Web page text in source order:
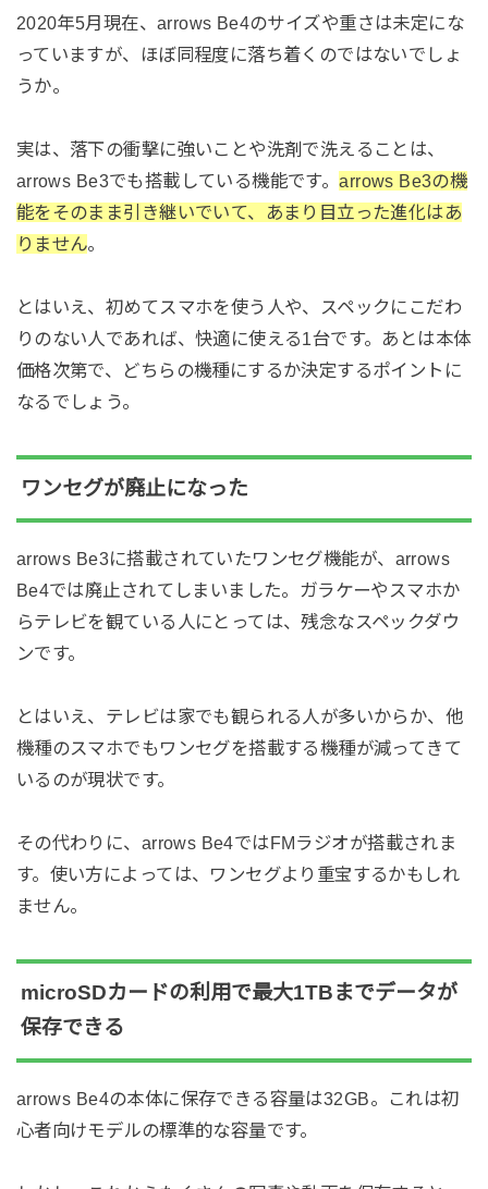
2020年5月現在、arrows Be4のサイズや重さは未定にな
っていますが、ほぼ同程度に落ち着くのではないでしょ
うか。
実は、落下の衝撃に強いことや洗剤で洗えることは、
arrows Be3でも搭載している機能です。arrows Be3の機
能をそのまま引き継いでいて、あまり目立った進化はあ
りません。
とはいえ、初めてスマホを使う人や、スペックにこだわ
りのない人であれば、快適に使える1台です。あとは本体
価格次第で、どちらの機種にするか決定するポイントに
なるでしょう。
ワンセグが廃止になった
arrows Be3に搭載されていたワンセグ機能が、arrows
Be4では廃止されてしまいました。ガラケーやスマホか
らテレビを観ている人にとっては、残念なスペックダウ
ンです。
とはいえ、テレビは家でも観られる人が多いからか、他
機種のスマホでもワンセグを搭載する機種が減ってきて
いるのが現状です。
その代わりに、arrows Be4ではFMラジオが搭載されま
す。使い方によっては、ワンセグより重宝するかもしれ
ません。
microSDカードの利用で最大1TBまでデータが
保存できる
arrows Be4の本体に保存できる容量は32GB。これは初
心者向けモデルの標準的な容量です。